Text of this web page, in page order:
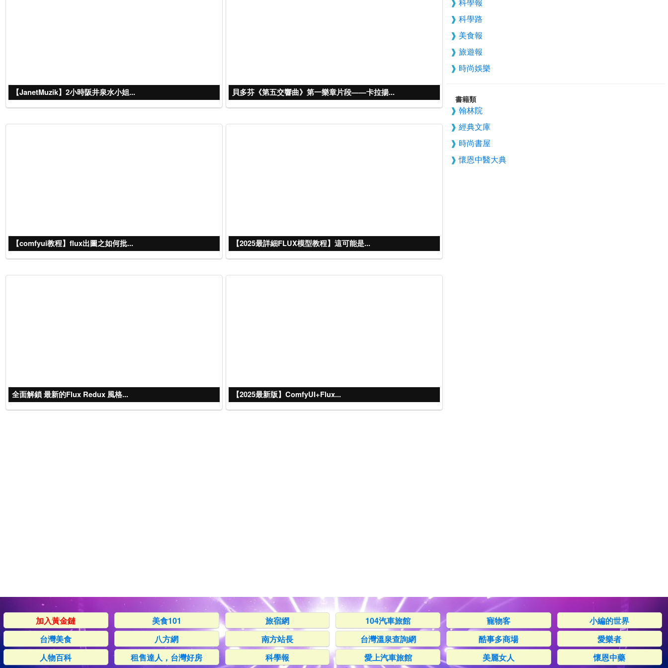
【JanetMuzik】2小時阪井泉水小姐... 貝多芬《第五交響曲》第一樂章片段——卡拉揚...
【comfyui教程】flux出圖之如何批... 【2025最詳細FLUX模型教程】這可能是...
全面解鎖 最新的Flux Redux 風格... 【2025最新版】ComfyUI+Flux...
科學路
美食報
旅遊報
時尚娛樂
書籍類
翰林院
經典文庫
時尚書屋
懷恩中醫大典
加入黃金鏈 美食101 旅宿網 104汽車旅館 寵物客
小編的世界
台灣美食
八方網 南方站長 台灣溫泉查詢網 酷事多商場
愛樂者
人物百科
租售達人，台灣好房 科學報 愛上汽車旅館 美麗女人 懷恩中藥